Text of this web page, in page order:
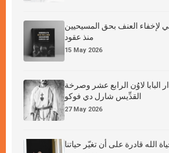
لإخفاء العنف بحق المسيحيين
منذ عقود
15 May 2026
البابا لاوُن الرابع عشر وصرخة
القدِّيس شارل دي فوكو
27 May 2026
الله قادرة على أن تغيّر حياتنا